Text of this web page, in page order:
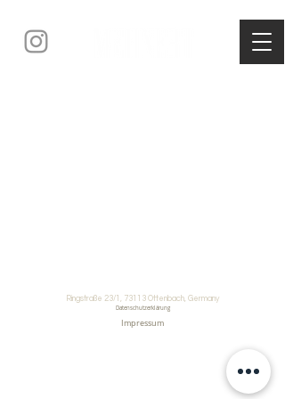
Ringstraße 23/1, 73113 Ottenbach, Germany
Datenschutzerklärung
Impressum